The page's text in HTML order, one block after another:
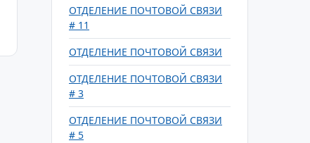
ОТДЕЛЕНИЕ ПОЧТОВОЙ СВЯЗИ
# 11
ОТДЕЛЕНИЕ ПОЧТОВОЙ СВЯЗИ
ОТДЕЛЕНИЕ ПОЧТОВОЙ СВЯЗИ
# 3
ОТДЕЛЕНИЕ ПОЧТОВОЙ СВЯЗИ
# 5